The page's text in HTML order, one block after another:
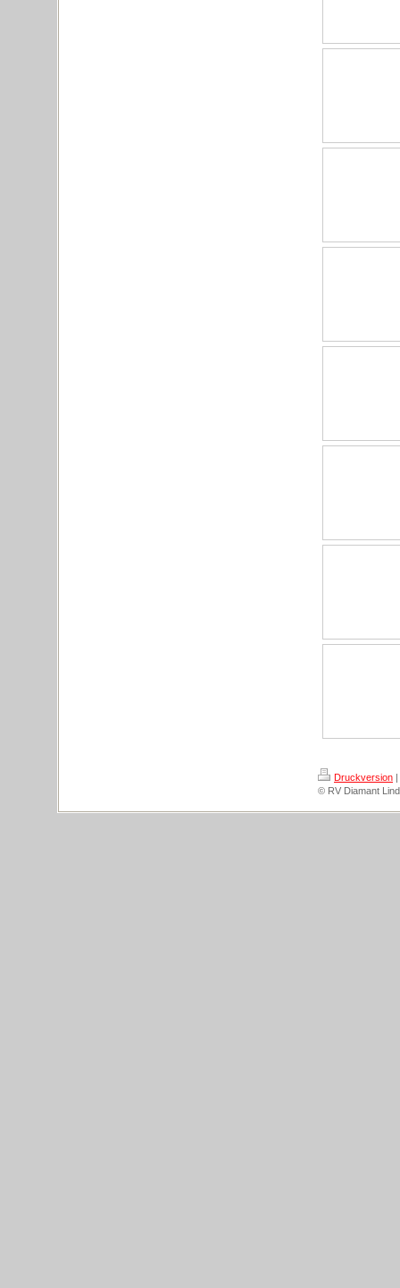
Druckversion |
© RV Diamant